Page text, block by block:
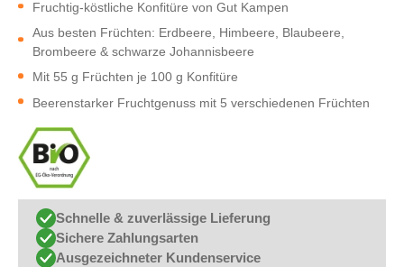
Fruchtig-köstliche Konfitüre von Gut Kampen
Aus besten Früchten: Erdbeere, Himbeere, Blaubeere,
Brombeere & schwarze Johannisbeere
Mit 55 g Früchten je 100 g Konfitüre
Beerenstarker Fruchtgenuss mit 5 verschiedenen Früchten
Schnelle & zuverlässige Lieferung
Sichere Zahlungsarten
Ausgezeichneter Kundenservice